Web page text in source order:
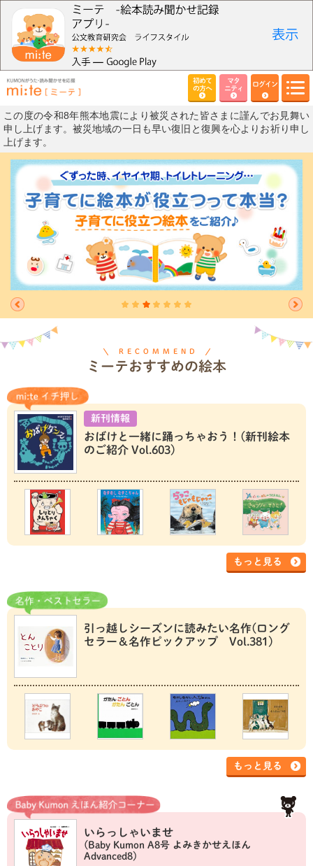
初めて
の方へ
マタ
ニティ
ログイン
この度の令和8年熊本地震により被災された皆さまに謹んでお見舞い
申し上げます。被災地域の一日も早い復旧と復興を心よりお祈り申し
上げます。
RECOMMEND
ミーテおすすめの絵本
新刊情報
おばけと一緒に踊っちゃおう！(新刊絵本
のご紹介 Vol.603)
もっと見る
引っ越しシーズンに読みたい名作(ロング
セラー＆名作ピックアップ Vol.381)
もっと見る
いらっしゃいませ
(Baby Kumon A8号 よみきかせえほん
Advanced8)